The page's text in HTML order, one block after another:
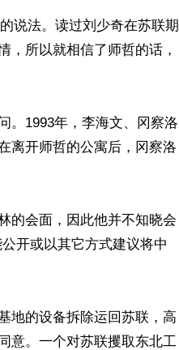
说法。读过刘少奇在苏联期
，所以就相信了师哲的话，
。1993年，李海文、冈察洛
离开师哲的公寓后，冈察洛
的会面，因此他并不知晓会
开或以其它方式建议将中
地的设备拆除运回苏联，高
意。一个对苏联攫取东北工